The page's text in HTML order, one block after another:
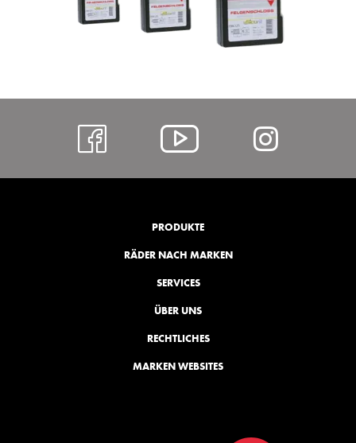
https://Alcar
PRODUKTE
RÄDER NACH MARKEN
SERVICES
ÜBER UNS
RECHTLICHES
MARKEN WEBSITES